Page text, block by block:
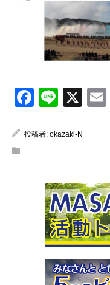
Line
X
投稿者: okazaki-N